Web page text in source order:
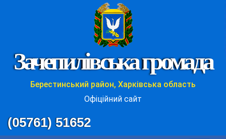
Зачепилівська громада
Берестинський район, Харківська область
Офіційний сайт
(05761) 51652